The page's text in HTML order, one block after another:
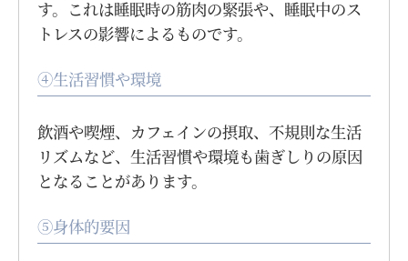
す。これは睡眠時の筋肉の緊張や、睡眠中のス
トレスの影響によるものです。
④生活習慣や環境
飲酒や喫煙、カフェインの摂取、不規則な生活
リズムなど、生活習慣や環境も歯ぎしりの原因
となることがあります。
⑤身体的要因